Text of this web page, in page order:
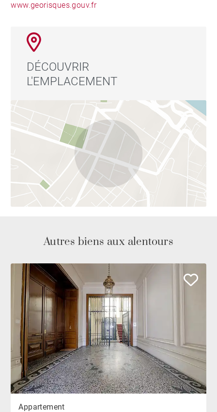
www.georisques.gouv.fr
DÉCOUVRIR
L'EMPLACEMENT
Autres biens aux alentours
Appartement